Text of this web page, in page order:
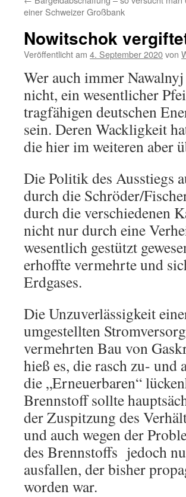
einer Schweizer Großbank
Nowitschok
Veröffentlicht am 4. September 2020von
Wer auch immer
nicht, ein wesentlicher
tragfähigen deutschen
sein. Deren Wackligkeit
die hier im weiteren aber
Die Politik des Ausstiegs
durch die Schröder/
durch die verschiedenen
nicht nur durch eine
wesentlich gestützt
erhoffte vermehrte und
Erdgases.
Die Unzuverlässigkeit
umgestellten
vermehrten Bau von
hieß es, die rasch zu- und
die „Erneuerbaren“
Brennstoff sollte
der Zuspitzung des
und auch wegen der
des Brennstoffs jedoch
ausfallen, der bisher
worden war.